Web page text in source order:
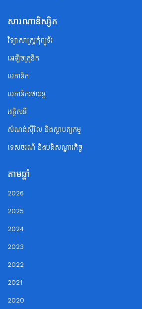
សារណានិស្សិត
វិទ្យាសាស្ត្រកុំព្យូទ័រ
អេឡិចត្រូនិក
មេកានិក
មេកានិករថយន្ត
អគ្គិសនី
សំណង់ស៊ីវិល និងស្ថាបត្យកម្ម
ទេសចរណ័ និងបដិសណ្ឋារកិច្ច
តាមឆ្នាំ
2026
2025
2024
2023
2022
2021
2020